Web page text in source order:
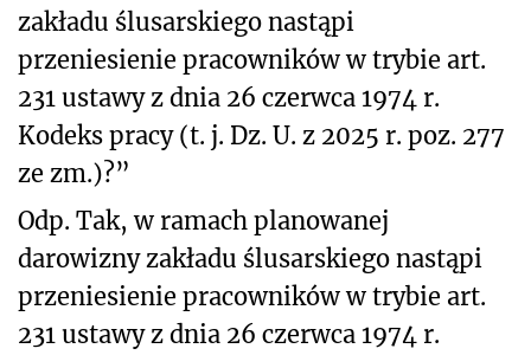
zakładu ślusarskiego nastąpi
przeniesienie pracowników w trybie art.
231 ustawy z dnia 26 czerwca 1974 r.
Kodeks pracy (t. j. Dz. U. z 2025 r. poz. 277
ze zm.)?”
Odp. Tak, w ramach planowanej
darowizny zakładu ślusarskiego nastąpi
przeniesienie pracowników w trybie art.
231 ustawy z dnia 26 czerwca 1974 r.